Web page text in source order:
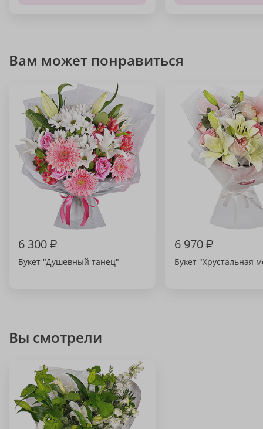
Вам может понравиться
6 300₽
Букет "Душевный танец"
6 970₽
Букет "Хрустальная
Вы смотрели